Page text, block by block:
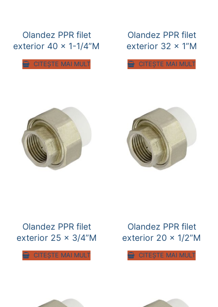
Olandez PPR filet
exterior 40 x 1-1/4”M
CITEȘTE MAI MULT
Olandez PPR filet
exterior 32 x 1”M
CITEȘTE MAI MULT
Olandez PPR filet
exterior 25 x 3/4”M
CITEȘTE MAI MULT
Olandez PPR filet
exterior 20 x 1/2”M
CITEȘTE MAI MULT